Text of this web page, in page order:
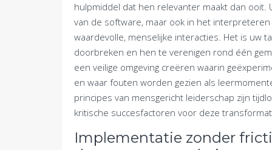
hulpmiddel dat hen relevanter maakt dan
van de software, maar ook in het
waardevolle, menselijke interacties. Het is uw
doorbreken en hen te verenigen rond één
een veilige omgeving creëren waarin
en waar fouten worden gezien als
principes van mensgericht leiderschap zijn
kritische succesfactoren voor deze
Implementatie zonder